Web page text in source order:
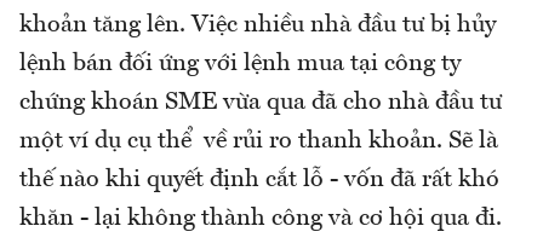
khoản tăng lên. Việc nhiều nhà đầu tư bị hủy
lệnh bán đối ứng với lệnh mua tại công ty
chứng khoán SME vừa qua đã cho nhà đầu tư
một ví dụ cụ thể về rủi ro thanh khoản. Sẽ là
thế nào khi quyết định cắt lỗ - vốn đã rất khó
khăn - lại không thành công và cơ hội qua đi.